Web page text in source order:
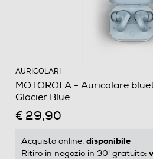
AURICOLARI
MOTOROLA - Auricolare
Glacier Blue
€ 29,90
Acquisto online: disponibile
Ritiro in negozio in 30' gratuito: